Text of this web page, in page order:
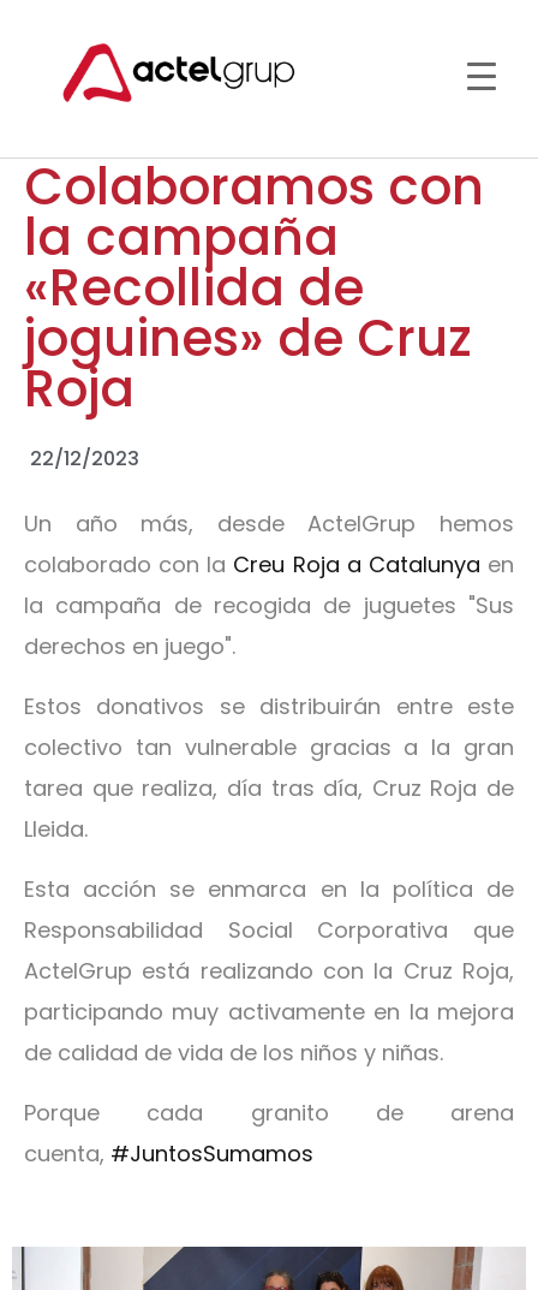
Colaboramos con
la campaña
«Recollida de
joguines» de Cruz
Roja
22/12/2023
Un año más, desde ActelGrup hemos
colaborado con la Creu Roja a Catalunya en
la campaña de recogida de juguetes "Sus
derechos en juego".
Estos donativos se distribuirán entre este
colectivo tan vulnerable gracias a la gran
tarea que realiza, día tras día, Cruz Roja de
Lleida.
Esta acción se enmarca en la política de
Responsabilidad Social Corporativa que
ActelGrup está realizando con la Cruz Roja,
participando muy activamente en la mejora
de calidad de vida de los niños y niñas.
Porque cada granito de arena
cuenta, #JuntosSumamos